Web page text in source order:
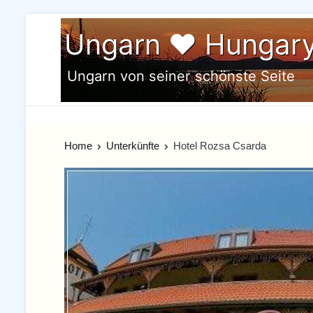
content Ungarn ♥
Ungarn von seiner schönste Seite
Home Unterkünfte Hotel Rozsa Csarda